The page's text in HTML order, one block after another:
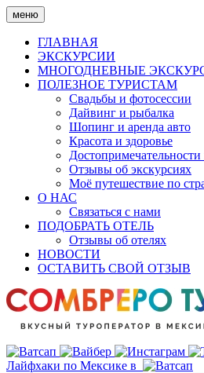
Skip
to
content
меню
ГЛАВНАЯ
ЭКСКУРСИИ
МНОГОДНЕВНЫЕ
ПОЛЕЗНОЕ ТУРИСТАМ
Свадьбы и фотосессии
Дайвинг и рыбалка
Шопинг и аренда авто
Красота и здоровье
Отзывы об экскурсиях
Моё путешествие по
О НАС
Связаться с нами
ПОДОБРАТЬ ОТЕЛЬ
Отзывы об отелях
НОВОСТИ
ОСТАВИТЬ СВОЙ ОТЗЫВ
Лайфхаки по Мексике в